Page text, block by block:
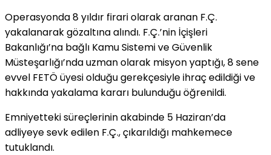
Operasyonda 8 yıldır firari olarak aranan F.Ç.
yakalanarak gözaltına alındı. F.Ç.’nin İçişleri
Bakanlığı’na bağlı Kamu Sistemi ve Güvenlik
Müsteşarlığı’nda uzman olarak misyon yaptığı, 8 sene
evvel FETÖ üyesi olduğu gerekçesiyle ihraç edildiği ve
hakkında yakalama kararı bulunduğu öğrenildi.
Emniyetteki süreçlerinin akabinde 5 Haziran’da
adliyeye sevk edilen F.Ç., çıkarıldığı mahkemece
tutuklandı.